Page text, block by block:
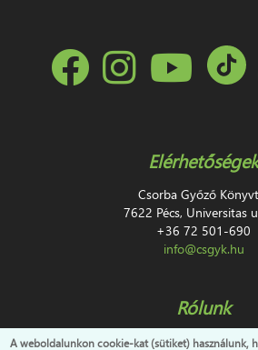
Elérhetőségek
Csorba Győző
7622 Pécs, Universitas
+36 72 501-690
info@csgyk.hu
Rólunk
Impresszum
A weboldalunkon cookie-kat (sütiket) használunk,